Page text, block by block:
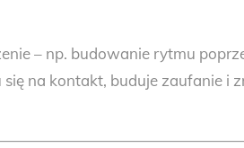
– np. budowanie rytmu
na kontakt, buduje zaufanie i